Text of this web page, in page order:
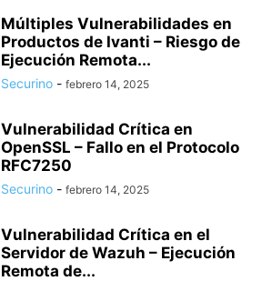
Múltiples Vulnerabilidades en
Productos de Ivanti – Riesgo de
Ejecución Remota...
Securino - febrero 14, 2025
Vulnerabilidad Crítica en
OpenSSL – Fallo en el Protocolo
RFC7250
Securino - febrero 14, 2025
Vulnerabilidad Crítica en el
Servidor de Wazuh – Ejecución
Remota de...